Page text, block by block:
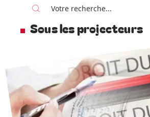
Sous les projecteurs